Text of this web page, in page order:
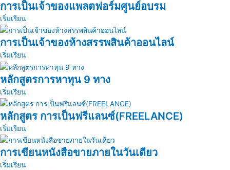
การเป็นเจ้าของแพลตฟอร์มศูนย์อบรม
เริ่มเรียน
การเป็นเจ้าของห้างสรรพสินค้าออนไลน์
เริ่มเรียน
หลักสูตรการหาทุน 9 ทาง
เริ่มเรียน
หลักสูตร การเป็นฟรีแลนซ์(FREELANCE)
เริ่มเรียน
การเขียนหนังสือขายภายในวันเดียว
เริ่มเรียน